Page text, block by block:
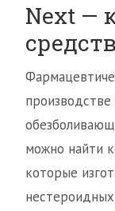
Next —
можно найти
которые